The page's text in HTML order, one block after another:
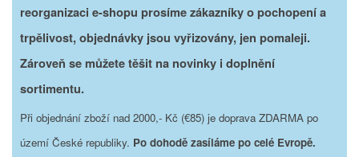
reorganizaci e-shopu prosíme zákazníky o pochopení a
trpělivost, objednávky jsou vyřizovány, jen pomaleji.
Zároveň se můžete těšit na novinky i doplnění
sortimentu.
Při objednání zboží nad 2000,- Kč (€85) je doprava ZDARMA po
území České republiky. Po dohodě zasíláme po celé Evropě.